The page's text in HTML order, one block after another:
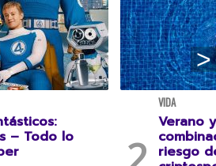
– Todo lo
VIDA
Verano
riesgo